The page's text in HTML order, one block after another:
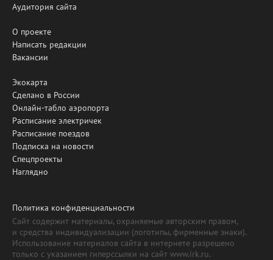
Аудитория сайта
О проекте
Написать редакции
Вакансии
Экокарта
Сделано в России
Онлайн-табло аэропорта
Расписание электричек
Расписание поездов
Подписка на новости
Спецпроекты
Наглядно
Политика конфиденциальности
Сайт содержит материалы, охраняемые авторским правом,
и средства индивидуализации (логотипы, фирменные знаки).
Использование материалов сайта в интернете разрешено
только с указанием гиперссылки на сайт www.irk.ru.